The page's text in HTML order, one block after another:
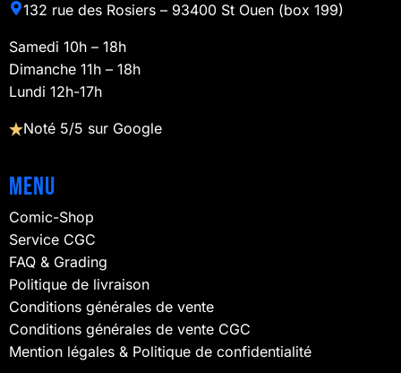
132 rue des Rosiers – 93400 St Ouen (box 199)
Samedi 10h – 18h
Dimanche 11h – 18h
Lundi 12h-17h
Noté 5/5 sur Google
Menu
Comic-Shop
Service CGC
FAQ & Grading
Politique de livraison
Conditions générales de vente
Conditions générales de vente CGC
Mention légales & Politique de confidentialité